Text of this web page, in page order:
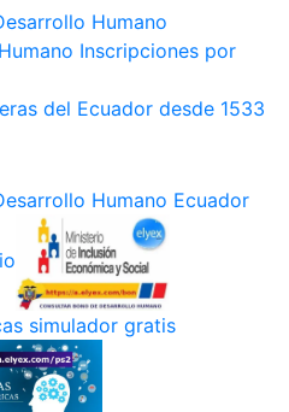
Humano
Inscripciones por
del Ecuador desde 1533
Humano Ecuador
simulador gratis